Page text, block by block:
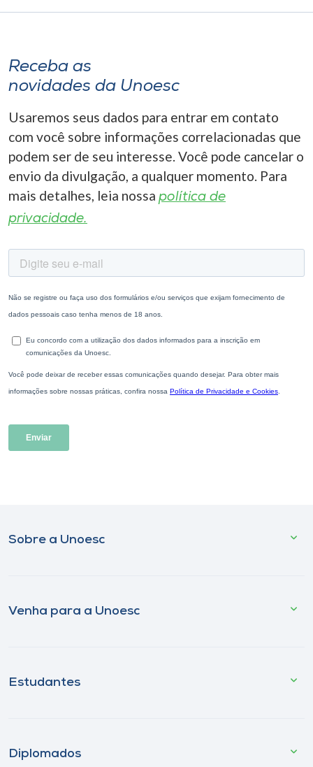
Receba as
novidades da Unoesc
Usaremos seus dados para entrar em contato
com você sobre informações correlacionadas que
podem ser de seu interesse. Você pode cancelar o
envio da divulgação, a qualquer momento. Para
mais detalhes, leia nossa política de
privacidade.
Sobre a Unoesc
Venha para a Unoesc
Estudantes
Diplomados